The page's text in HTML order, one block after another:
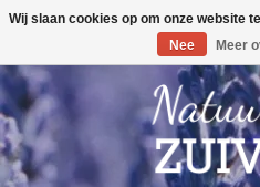
Toggle
Wij slaan cookies op om onze website
Nee
Meer